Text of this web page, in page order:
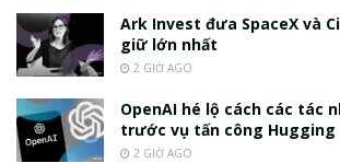
Ark Invest đưa SpaceX và
giữ lớn nhất
2 GIỜ AGO
OpenAI hé lộ cách các tác
trước vụ tấn công Hugging
2 GIỜ AGO